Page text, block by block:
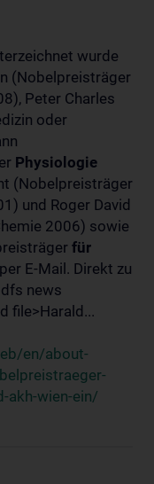
wurde
(Nobelpreisträger
Peter Charles
oder
Physiologie
(Nobelpreisträger
und Roger David
2006) sowie
für
E-Mail. Direkt zu
news
file>Harald...
en/about-
akh-wien-ein/